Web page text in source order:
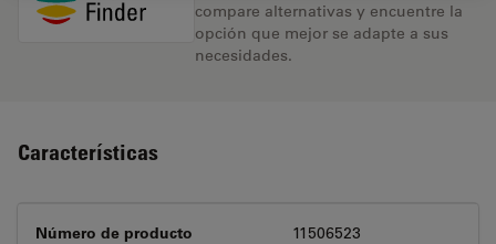
compare alternativas y encuentre la
opción que mejor se adapte a sus
necesidades.
Características
Número de producto 11506523